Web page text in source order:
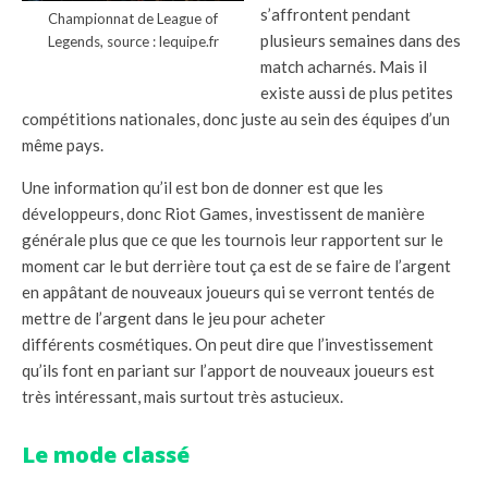
Championnat de League of
Legends, source : lequipe.fr
s’affrontent pendant
plusieurs semaines dans des
match acharnés. Mais il
existe aussi de plus petites
compétitions nationales, donc juste au sein des équipes d’un
même pays.
Une information qu’il est bon de donner est que les
développeurs, donc Riot Games, investissent de manière
générale plus que ce que les tournois leur rapportent sur le
moment car le but derrière tout ça est de se faire de l’argent
en appâtant de nouveaux joueurs qui se verront tentés de
mettre de l’argent dans le jeu pour acheter
différents cosmétiques. On peut dire que l’investissement
qu’ils font en pariant sur l’apport de nouveaux joueurs est
très intéressant, mais surtout très astucieux.
Le mode classé